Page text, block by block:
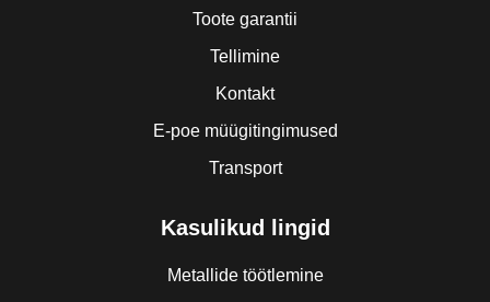
Toote garantii
Tellimine
Kontakt
E-poe müügitingimused
Transport
Kasulikud lingid
Metallide töötlemine